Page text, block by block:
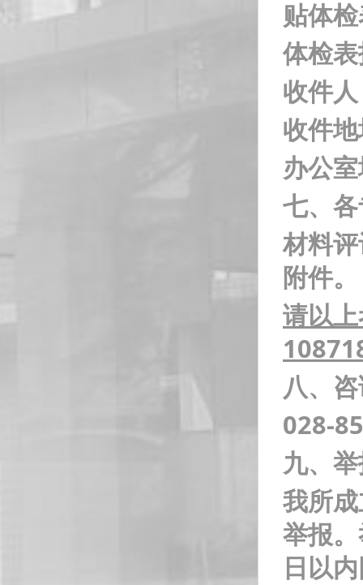
贴体
体检
收件
收件
办公
七、
材料
附件。
请以
八、
028-
九、
我所
举报
日以